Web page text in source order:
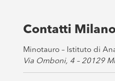
s
*
Contatti
Minotauro – Istituto di
Via Omboni, 4 – 20129